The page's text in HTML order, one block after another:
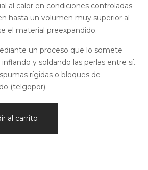
al calor en condiciones controladas
hasta un volumen muy superior al
el material preexpandido.
un proceso que lo somete
y soldando las perlas entre sí.
rígidas o bloques de
(telgopor).
al carrito